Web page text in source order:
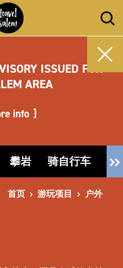
ISSUED FOR
AREA
info
攀岩 骑自行车 钓
首页 游玩项目 户外